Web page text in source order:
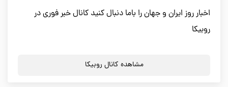
اخبار روز ایران و جهان را باما دنبال کنید کانال خبر فوری در
روبیکا
مشاهده کانال روبیکا